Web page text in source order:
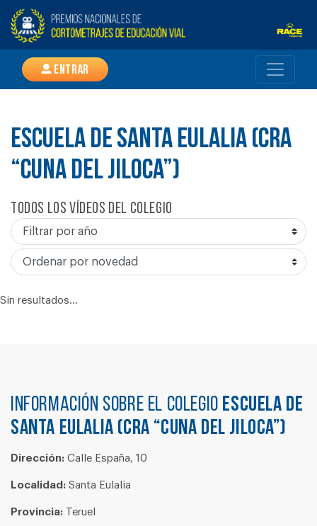
Entrar
ESCUELA DE SANTA EULALIA (CRA
“CUNA DEL JILOCA”)
Todos los vídeos del colegio
Sin resultados...
Información sobre el colegio ESCUELA DE
SANTA EULALIA (CRA “CUNA DEL JILOCA”)
Dirección: Calle España, 10
Localidad: Santa Eulalia
Provincia: Teruel